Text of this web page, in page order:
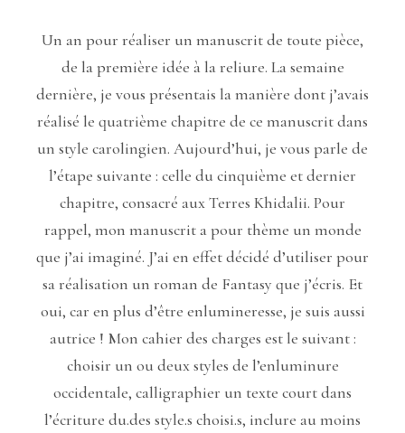
Un an pour réaliser un manuscrit de toute pièce,
de la première idée à la reliure. La semaine
dernière, je vous présentais la manière dont j’avais
réalisé le quatrième chapitre de ce manuscrit dans
un style carolingien. Aujourd’hui, je vous parle de
l’étape suivante : celle du cinquième et dernier
chapitre, consacré aux Terres Khidalii. Pour
rappel, mon manuscrit a pour thème un monde
que j’ai imaginé. J’ai en effet décidé d’utiliser pour
sa réalisation un roman de Fantasy que j’écris. Et
oui, car en plus d’être enlumineresse, je suis aussi
autrice ! Mon cahier des charges est le suivant :
choisir un ou deux styles de l’enluminure
occidentale, calligraphier un texte court dans
l’écriture du.des style.s choisi.s, inclure au moins